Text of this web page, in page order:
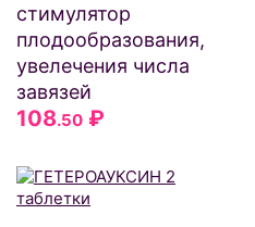
стимулятор
плодообразования,
увелечения числа
завязей
108.50 ₽